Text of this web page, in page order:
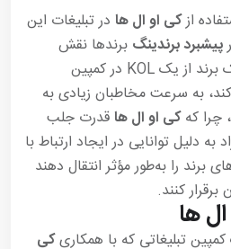
ازکی او ال ها در تبلیغات این
پیشبرد برندینگ برندها نقش
بسزایی ایفا کنند. وقتی یک برند از یک KOL در کمپین
به سرعت مخاطبان زیادی به
چرا کهکی او ال هاقدرت جلب
به دلیل توانایی در ایجاد ارتباط با
برند را به‌طور مؤثر انتقال دهند
کنند.
ها
تبلیغاتی که با همکاریکی